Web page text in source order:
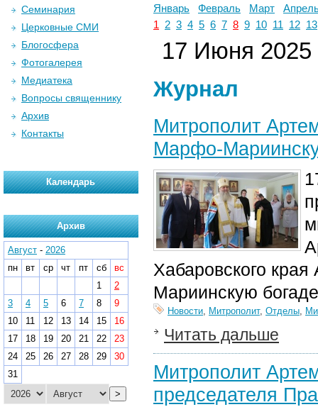
Январь Февраль Март
1
2 3 4 5 6 7 8 9 10 11 12 13
17 Июня 2025
Журнал
Митрополит
Марфо-
Хабаровского
Мариинскую
Новости, Митрополит, Отделы,
Читать дальше
Митрополит
председателя
Семинария
Церковные СМИ
Блогосфера
Фотогалерея
Медиатека
Вопросы священнику
Архив
Контакты
Календарь
Архив
Август - 2026
пн
вт ср чт пт сб
вс
1
2
3
4 5 6 7 8
9
10
11 12 13 14 15
16
17
18 19 20 21 22
23
24
25 26 27 28 29
30
31
>